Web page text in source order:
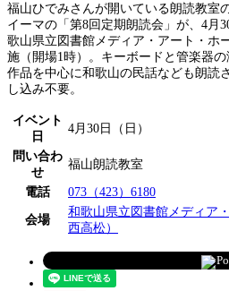
福山ひでみさんが開いている朗読教室
イーマの「第8回定期朗読会」が、4月
歌山県立図書館メディア・アート・ホ
施（開場1時）。キーボードと管楽器
作品を中心に和歌山の民話なども朗読
し込み不要。
イベント
日
4月30日（日）
問い合わ
せ
福山朗読教室
電話 073（423）6180
会場
和歌山県立図書館メディア
西高松）